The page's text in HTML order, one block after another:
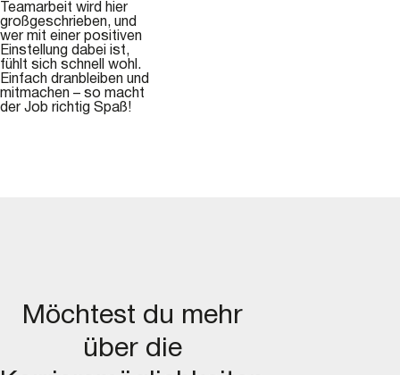
Teamarbeit wird hier
großgeschrieben, und
wer mit einer positiven
Einstellung dabei ist,
fühlt sich schnell wohl.
Einfach dranbleiben und
mitmachen – so macht
der Job richtig Spaß!
Möchtest du mehr
über die